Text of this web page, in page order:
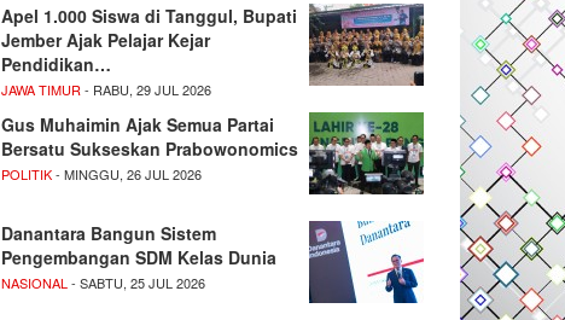
Apel 1.000 Siswa di Tanggul, Bupati
Jember Ajak Pelajar Kejar
Pendidikan…
JAWA TIMUR - RABU, 29 JUL 2026
Gus Muhaimin Ajak Semua Partai
Bersatu Sukseskan Prabowonomics
POLITIK- MINGGU, 26 JUL 2026
Danantara Bangun Sistem
Pengembangan SDM Kelas Dunia
NASIONAL - SABTU, 25 JUL 2026